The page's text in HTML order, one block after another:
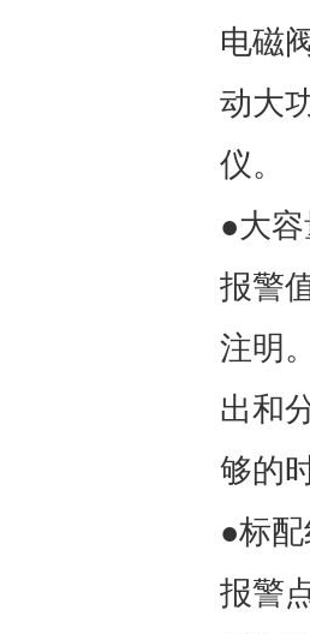
电磁
动大
仪。
●大
报警
注明
出和
够的
●标
报警